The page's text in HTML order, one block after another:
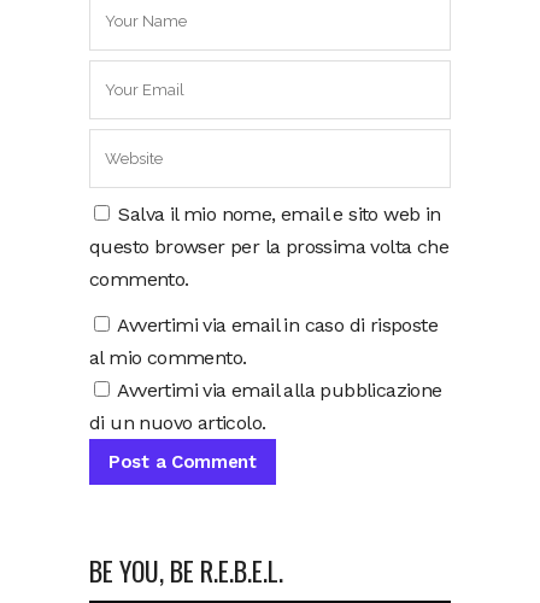
Salva il mio nome, email e sito web in
questo browser per la prossima volta che
commento.
Avvertimi via email in caso di risposte
al mio commento.
Avvertimi via email alla pubblicazione
di un nuovo articolo.
BE YOU, BE R.E.B.E.L.